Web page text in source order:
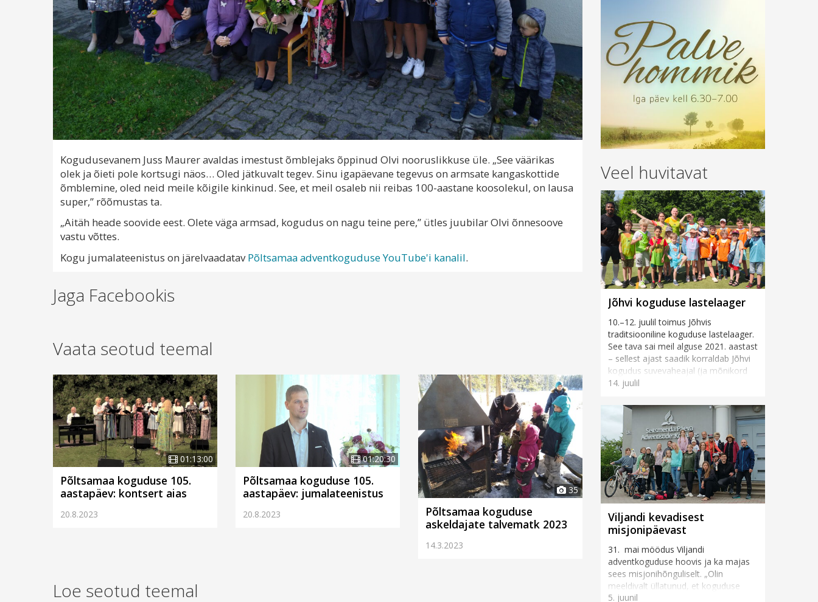
Kogudusevanem Juss Maurer avaldas imestust õmblejaks õppinud Olvi nooruslikkuse üle. „See väärikas
olek ja õieti pole kortsugi näos… Oled jätkuvalt tegev. Sinu igapäevane tegevus on armsate kangaskottide
õmblemine, oled neid meile kõigile kinkinud. See, et meil osaleb nii reibas 100-aastane koosolekul, on lausa
super,” rõõmustas ta.
„Aitäh heade soovide eest. Olete väga armsad, kogudus on nagu teine pere,” ütles juubilar Olvi õnnesoove
vastu võttes.
Kogu jumalateenistus on järelvaadatavPõltsamaa adventkoguduse YouTube'i kanalil.
Jaga Facebookis
Vaata seotud teemal
01:13:00
Põltsamaa koguduse 105.
aastapäev: kontsert aias
20.8.2023
01:20:30
Põltsamaa koguduse 105.
aastapäev: jumalateenistus
20.8.2023
35
Põltsamaa koguduse
askeldajate talvematk 2023
14.3.2023
Loe seotud teemal
Veel huvitavat
Jõhvi koguduse lastelaager
10.–12. juulil toimus Jõhvis
traditsiooniline koguduse lastelaager.
See tava sai meil alguse 2021. aastast
– sellest ajast saadik korraldab Jõhvi
kogudus suvevaheajal (ja mõnikord
ka muul vahea...
14. juulil
Viljandi kevadisest
misjonipäevast
31. mai möödus Viljandi
adventkoguduse hoovis ja ka majas
sees misjonihõnguliselt. „Olin
meeldivalt üllatunud, et koguduse
rahvas ja ka inimesed tänavalt tõid
5. juunil